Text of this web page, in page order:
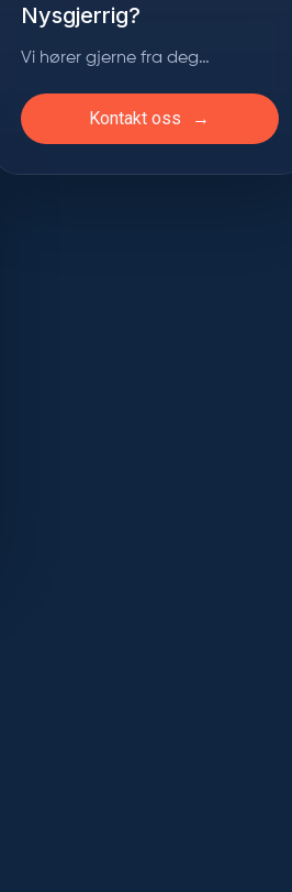
Nysgjerrig?
Vi hører gjerne fra deg…
Kontakt oss